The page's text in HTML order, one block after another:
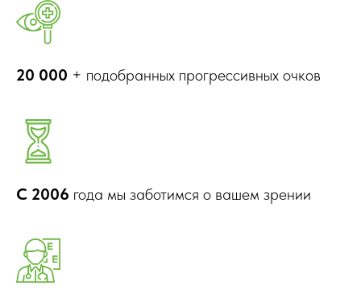
20 000 + подобранных прогрессивных очков
С 2006 года мы заботимся о вашем зрении